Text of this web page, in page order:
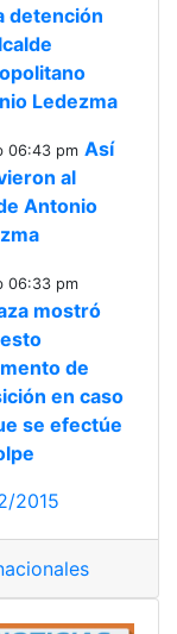
detención
Ledezma
06:43 pm Así
al
Antonio
06:33 pm
mostró
de
en caso
se efectúe
2015